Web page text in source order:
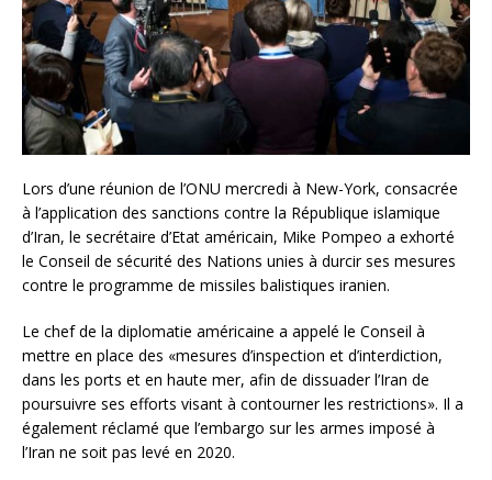
Lors d’une réunion de l’ONU mercredi à New-York, consacrée
à l’application des sanctions contre la République islamique
d’Iran, le secrétaire d’Etat américain, Mike Pompeo a exhorté
le Conseil de sécurité des Nations unies à durcir ses mesures
contre le programme de missiles balistiques iranien.
Le chef de la diplomatie américaine a appelé le Conseil à
mettre en place des «mesures d’inspection et d’interdiction,
dans les ports et en haute mer, afin de dissuader l’Iran de
poursuivre ses efforts visant à contourner les restrictions». Il a
également réclamé que l’embargo sur les armes imposé à
l’Iran ne soit pas levé en 2020.